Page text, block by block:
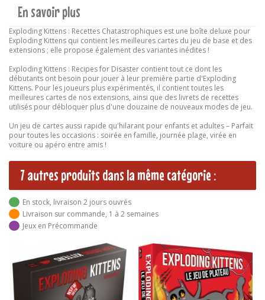
En savoir plus
Exploding Kittens : Recettes Chatastrophiques est une boîte deluxe pour
Exploding Kittens qui contient les meilleures cartes du jeu de base et des
extensions ; elle propose également des variantes inédites !
Exploding Kittens : Recipes for Disaster contient tout ce dont les
débutants ont besoin pour jouer à leur première partie d'Exploding
Kittens. Pour les joueurs plus expérimentés, il contient toutes les
meilleures cartes de nos extensions, ainsi que des livrets de recettes
utilisés pour débloquer plus d'une douzaine de nouveaux modes de jeu.
Un jeu de cartes aussi rapide qu'hilarant pour enfants et adultes – Parfait
pour toutes les occasions : soirée en famille, journée plage, virée en
voiture ou apéro entre amis !
7 autres produits dans la même catégorie :
En stock, livraison 2 jours ouvrés
Livraison sur commande, 1 à 2 semaines
Jeux en Précommande